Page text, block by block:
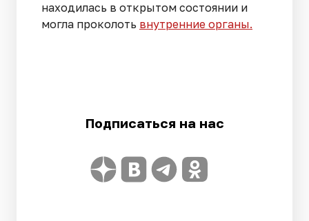
находилась в открытом состоянии и
могла проколоть внутренние органы.
Подписаться на нас